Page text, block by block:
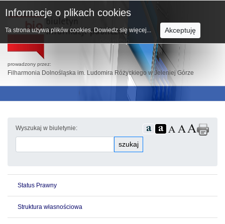
prowadzony przez:
Filharmonia Dolnośląska im. Ludomira Różyckiego w Jeleniej Górze
Wyszukaj w biuletynie:
szukaj
Status Prawny
Struktura własnościowa
Informacje o plikach cookies
Ta strona używa plików cookies. Dowiedz się więcej... Akceptuję